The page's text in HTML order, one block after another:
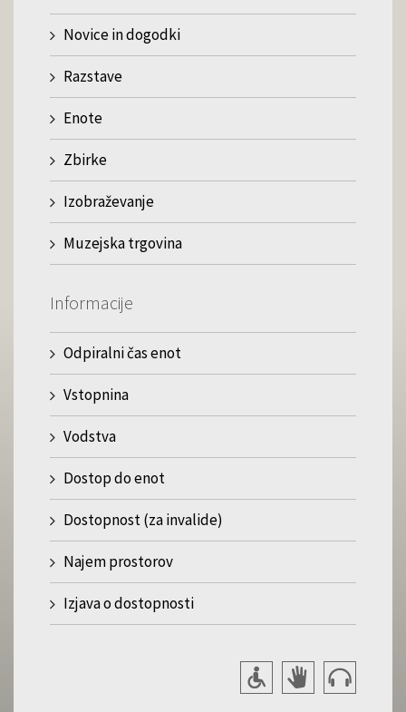
Novice in dogodki
Razstave
Enote
Zbirke
Izobraževanje
Muzejska trgovina
Informacije
Odpiralni čas enot
Vstopnina
Vodstva
Dostop do enot
Dostopnost (za invalide)
Najem prostorov
Izjava o dostopnosti